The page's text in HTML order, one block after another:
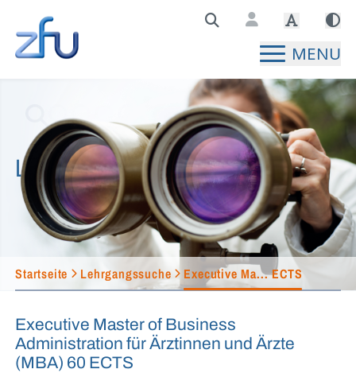
Zentralstelle für Fernunterricht Hauptseite
MENU
Lehrgangssuche
Startseite Lehrgangssuche Executive Ma... ECTS
Executive Master of Business
Administration für Ärztinnen und Ärzte
(MBA) 60 ECTS